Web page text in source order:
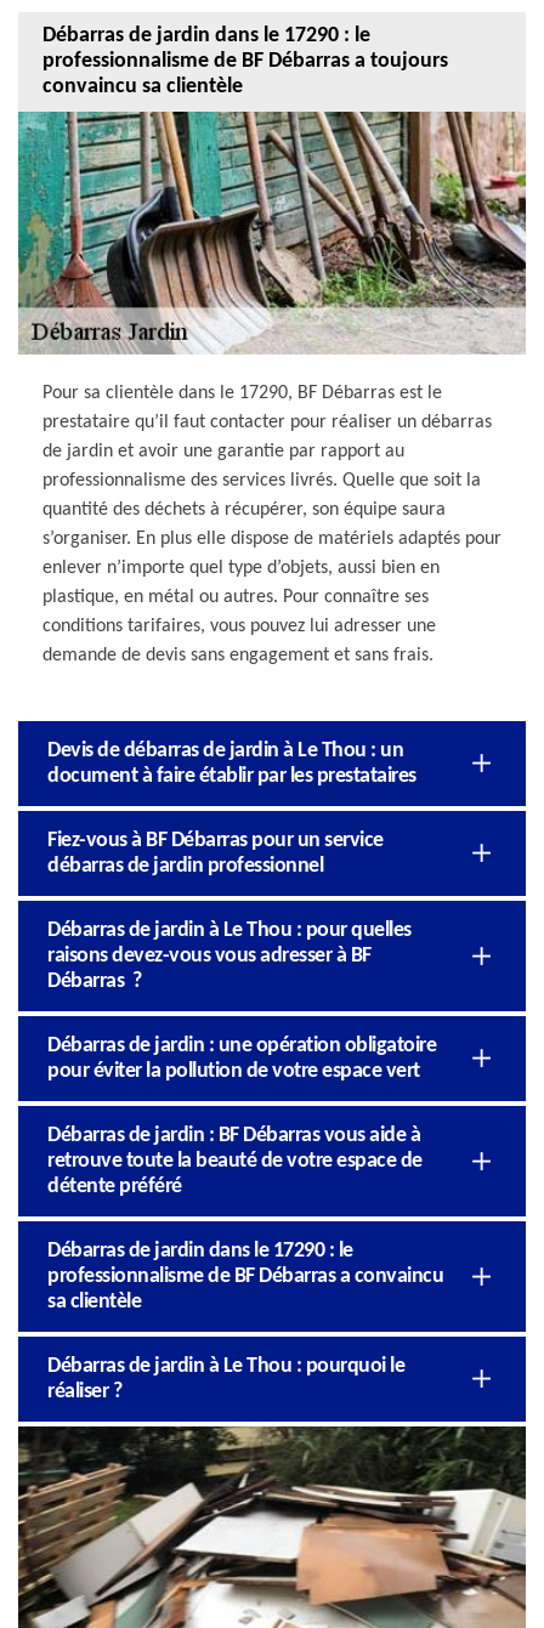
Débarras de jardin dans le 17290 : le
professionnalisme de BF Débarras a toujours
convaincu sa clientèle
Pour sa clientèle dans le 17290, BF Débarras est le
prestataire qu’il faut contacter pour réaliser un débarras
de jardin et avoir une garantie par rapport au
professionnalisme des services livrés. Quelle que soit la
quantité des déchets à récupérer, son équipe saura
s’organiser. En plus elle dispose de matériels adaptés pour
enlever n’importe quel type d’objets, aussi bien en
plastique, en métal ou autres. Pour connaître ses
conditions tarifaires, vous pouvez lui adresser une
demande de devis sans engagement et sans frais.
Devis de débarras de jardin à Le Thou : un
document à faire établir par les prestataires
Fiez-vous à BF Débarras pour un service
débarras de jardin professionnel
Débarras de jardin à Le Thou : pour quelles
raisons devez-vous vous adresser à BF
Débarras ?
Débarras de jardin : une opération obligatoire
pour éviter la pollution de votre espace vert
Débarras de jardin : BF Débarras vous aide à
retrouve toute la beauté de votre espace de
détente préféré
Débarras de jardin dans le 17290 : le
professionnalisme de BF Débarras a convaincu
sa clientèle
Débarras de jardin à Le Thou : pourquoi le
réaliser ?